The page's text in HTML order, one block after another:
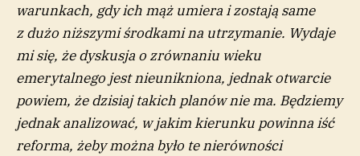
warunkach, gdy ich mąż umiera i zostają same
z dużo niższymi środkami na utrzymanie. Wydaje
mi się, że dyskusja o zrównaniu wieku
emerytalnego jest nieunikniona, jednak otwarcie
powiem, że dzisiaj takich planów nie ma. Będziemy
jednak analizować, w jakim kierunku powinna iść
reforma, żeby można było te nierówności